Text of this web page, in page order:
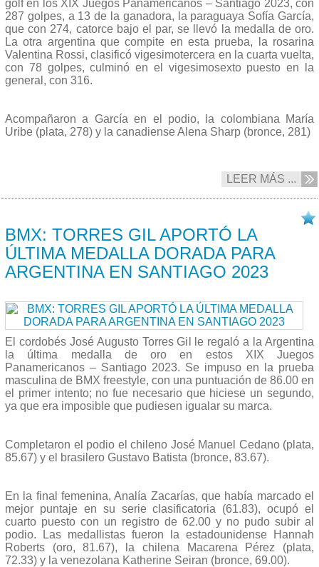
golf en los XIX Juegos Panamericanos – Santiago 2023, con
287 golpes, a 13 de la ganadora, la paraguaya Sofía García,
que con 274, catorce bajo el par, se llevó la medalla de oro.
La otra argentina que compite en esta prueba, la rosarina
Valentina Rossi, clasificó vigesimotercera en la cuarta vuelta,
con 78 golpes, culminó en el vigesimosexto puesto en la
general, con 316.
Acompañaron a García en el podio, la colombiana María
Uribe (plata, 278) y la canadiense Alena Sharp (bronce, 281)
LEER MÁS ...
BMX: TORRES GIL APORTÓ LA
ÚLTIMA MEDALLA DORADA PARA
ARGENTINA EN SANTIAGO 2023
El cordobés José Augusto Torres Gil le regaló a la Argentina
la última medalla de oro en estos XIX Juegos
Panamericanos – Santiago 2023. Se impuso en la prueba
masculina de BMX freestyle, con una puntuación de 86.00 en
el primer intento; no fue necesario que hiciese un segundo,
ya que era imposible que pudiesen igualar su marca.
Completaron el podio el chileno José Manuel Cedano (plata,
85.67) y el brasilero Gustavo Batista (bronce, 83.67).
En la final femenina, Analía Zacarías, que había marcado el
mejor puntaje en su serie clasificatoria (61.83), ocupó el
cuarto puesto con un registro de 62.00 y no pudo subir al
podio. Las medallistas fueron la estadounidense Hannah
Roberts (oro, 81.67), la chilena Macarena Pérez (plata,
72.33) y la venezolana Katherine Seiran (bronce, 69.00).